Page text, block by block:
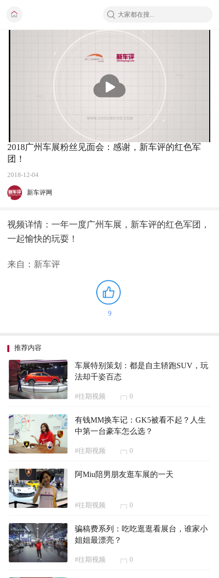
放
2018广州车展粉丝见面会：感谢，新车评的红色军
团！
2018-12-04
新车评网
视频详情：一年一度广州车展，新车评的红色军团，
一起愉快的玩耍！
来自：新车评
9
推荐内容
车展特别策划：都是自主轿跑SUV，玩
法却千姿百态
#往期视频 0
有钱MM换车记：GK5被看不起？人生
中第一台豪车怎么选？
#往期视频 0
阿Miu陪男朋友逛车展的一天
#往期视频 0
骗稿费系列：吃吃逛逛看展台，谁家小
姐姐最漂亮？
#往期视频 0